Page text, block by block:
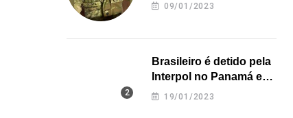
04/08/2026
09/01/2023
Brasileiro é detido pela
Interpol no Panamá e
pode pegar prisão
19/01/2023